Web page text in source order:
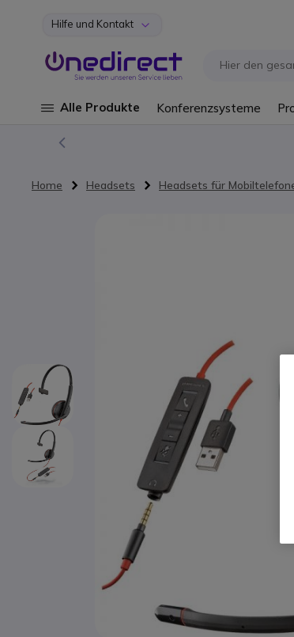
Zum Inhalt springen
Hilfe und Kontakt
Alle Produkte Konferenzsysteme
Home Headsets Headsets für